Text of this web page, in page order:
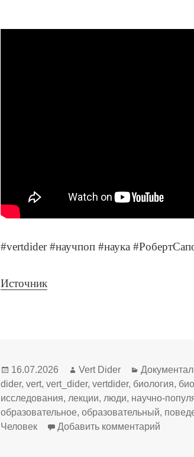
#vertdider #научпоп #наука
Источник
Опубликовано
16.07.2026 Автор
Vert Dider Рубрики
dider,vert,vert_dider,vertdider, биология,
исследования, лекции, люди, научно-
образовательное,образовательный,
Человек
Добавить комментарий